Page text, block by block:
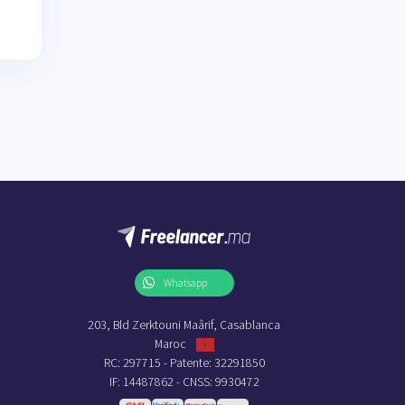
Whatsapp
203, Bld Zerktouni Maârif, Casablanca
Maroc
RC: 297715 - Patente: 32291850
IF: 14487862 - CNSS: 9930472